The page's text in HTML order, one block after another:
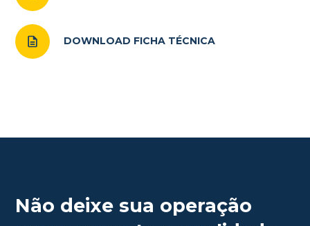
DOWNLOAD FICHA TÉCNICA
Não deixe sua operação